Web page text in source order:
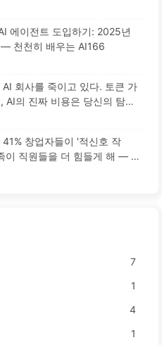
90% 성능 향상을 이루었을
에이전트 도입하기: 2025년
천천히 배우는 AI166
AI 회사를 죽이고 있다. 토큰 가
AI의 진짜 비용은 당신의 탐욕
AI164
창업자들이 '적신호 작
이 직원들을 더 힘들게 해 — 천
7
1
4
1